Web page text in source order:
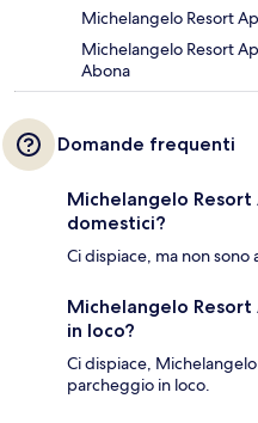
Michelangelo Resort
Michelangelo Resort
Abona
Domande frequenti
Michelangelo
domestici?
Ci dispiace, ma non sono
Michelangelo
in loco?
Ci dispiace,
parcheggio in loco.